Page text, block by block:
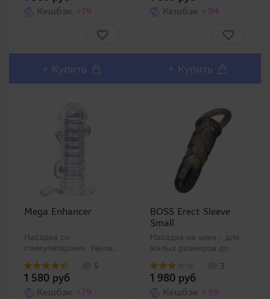
стимулирующими
пупырышками. Кольцо
на мошонку будет
хорошо обтягивать и не
Кешбэк +79
+ Купить
компании MODE-
игрушек BOSS) был
размерах (Small, Large),
пожалуйста, выб..
Кешбэк +94
+ Купить
Mega Enhancer
Насадка со
стимуляторами. Увеличивающая
компании A-One с
шестью
стимулирующими
5
1 580 руб
Кешбэк +79
BOSS Erect Sleeve
Small
Насадка на член - для
малых размеров до
категории поддержки
мужчин от компании
MODE-Design (линейки
3
1 980 руб
Кешбэк +99